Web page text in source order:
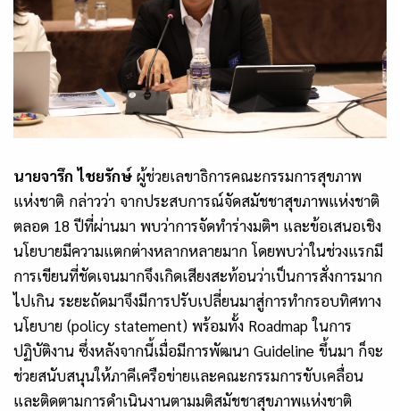
นายจารึก ไชยรักษ์ ผู้ช่วยเลขาธิการคณะกรรมการสุขภาพ
แห่งชาติ กล่าวว่า จากประสบการณ์จัดสมัชชาสุขภาพแห่งชาติ
ตลอด 18 ปีที่ผ่านมา พบว่าการจัดทำร่างมติฯ และข้อเสนอเชิง
นโยบายมีความแตกต่างหลากหลายมาก โดยพบว่าในช่วงแรกมี
การเขียนที่ชัดเจนมากจึงเกิดเสียงสะท้อนว่าเป็นการสั่งการมาก
ไปเกิน ระยะถัดมาจึงมีการปรับเปลี่ยนมาสู่การทำกรอบทิศทาง
นโยบาย (policy statement) พร้อมทั้ง Roadmap ในการ
ปฏิบัติงาน ซึ่งหลังจากนี้เมื่อมีการพัฒนา Guideline ขึ้นมา ก็จะ
ช่วยสนับสนุนให้ภาคีเครือข่ายและคณะกรรมการขับเคลื่อน
และติดตามการดำเนินงานตามมติสมัชชาสุขภาพแห่งชาติ